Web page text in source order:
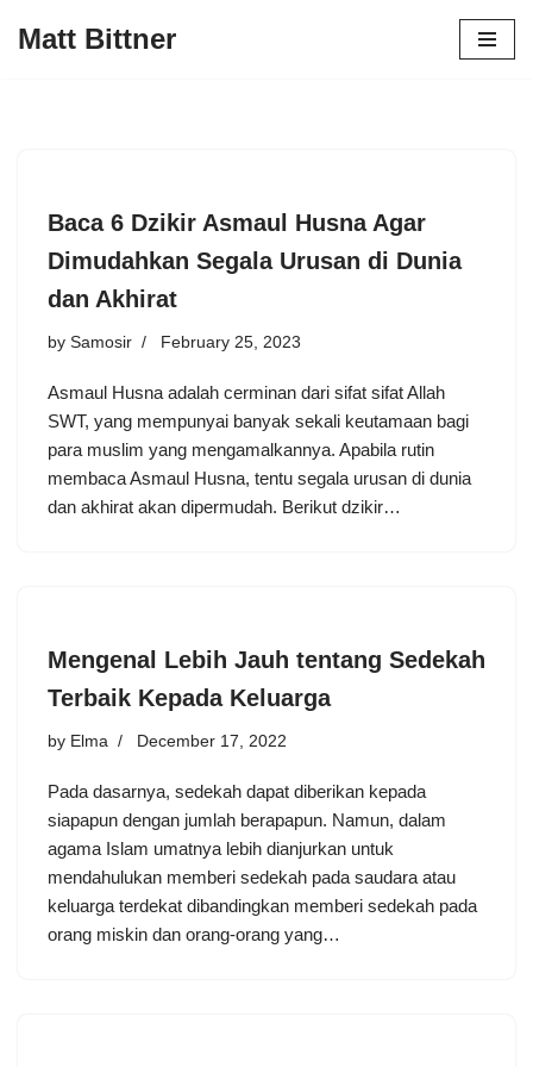
Matt Bittner
Baca 6 Dzikir Asmaul Husna Agar
Dimudahkan Segala Urusan di Dunia
dan Akhirat
by Samosir February 25, 2023
Asmaul Husna adalah cerminan dari sifat sifat Allah
SWT, yang mempunyai banyak sekali keutamaan bagi
para muslim yang mengamalkannya. Apabila rutin
membaca Asmaul Husna, tentu segala urusan di dunia
dan akhirat akan dipermudah. Berikut dzikir…
Mengenal Lebih Jauh tentang Sedekah
Terbaik Kepada Keluarga
by Elma December 17, 2022
Pada dasarnya, sedekah dapat diberikan kepada
siapapun dengan jumlah berapapun. Namun, dalam
agama Islam umatnya lebih dianjurkan untuk
mendahulukan memberi sedekah pada saudara atau
keluarga terdekat dibandingkan memberi sedekah pada
orang miskin dan orang-orang yang…